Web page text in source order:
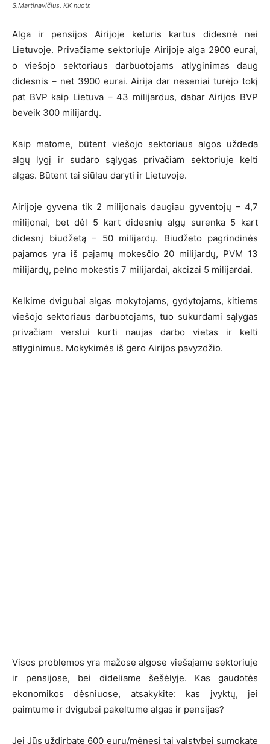
S.Martinavičius. KK nuotr.
Alga ir pensijos Airijoje keturis kartus didesnė nei
Lietuvoje. Privačiame sektoriuje Airijoje alga 2900 eurai,
o viešojo sektoriaus darbuotojams atlyginimas daug
didesnis – net 3900 eurai. Airija dar neseniai turėjo tokį
pat BVP kaip Lietuva – 43 milijardus, dabar Airijos BVP
beveik 300 milijardų.
Kaip matome, būtent viešojo sektoriaus algos uždeda
algų lygį ir sudaro sąlygas privačiam sektoriuje kelti
algas. Būtent tai siūlau daryti ir Lietuvoje.
Airijoje gyvena tik 2 milijonais daugiau gyventojų – 4,7
milijonai, bet dėl 5 kart didesnių algų surenka 5 kart
didesnį biudžetą – 50 milijardų. Biudžeto pagrindinės
pajamos yra iš pajamų mokesčio 20 milijardų, PVM 13
milijardų, pelno mokestis 7 milijardai, akcizai 5 milijardai.
Kelkime dvigubai algas mokytojams, gydytojams, kitiems
viešojo sektoriaus darbuotojams, tuo sukurdami sąlygas
privačiam verslui kurti naujas darbo vietas ir kelti
atlyginimus. Mokykimės iš gero Airijos pavyzdžio.
Visos problemos yra mažose algose viešajame sektoriuje
ir pensijose, bei dideliame šešėlyje. Kas gaudotės
ekonomikos dėsniuose, atsakykite: kas įvyktų, jei
paimtume ir dvigubai pakeltume algas ir pensijas?
Jei Jūs uždirbate 600 eurų/mėnesį tai valstybei sumokate